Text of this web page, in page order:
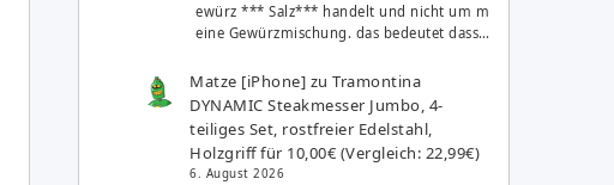
ewürz *** Salz*** handelt und nicht um m
eine Gewürzmischung. das bedeutet dass…
Matze [iPhone] zuTramontina
DYNAMIC Steakmesser Jumbo, 4-
teiliges Set, rostfreier Edelstahl,
Holzgriff für 10,00€ (Vergleich: 22,99€)
6. August 2026